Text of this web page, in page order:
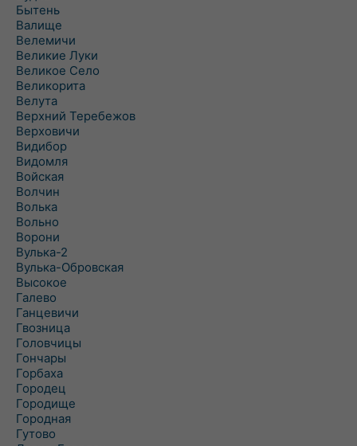
Бытень
Валище
Велемичи
Великие Луки
Великое Село
Великорита
Велута
Верхний Теребежов
Верховичи
Видибор
Видомля
Войская
Волчин
Волька
Вольно
Ворони
Вулька-2
Вулька-Обровская
Высокое
Галево
Ганцевичи
Гвозница
Головчицы
Гончары
Горбаха
Городец
Городище
Городная
Гутово